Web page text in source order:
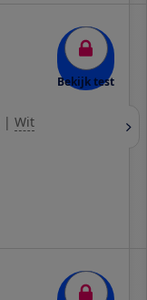
Bekijk test
| Wit